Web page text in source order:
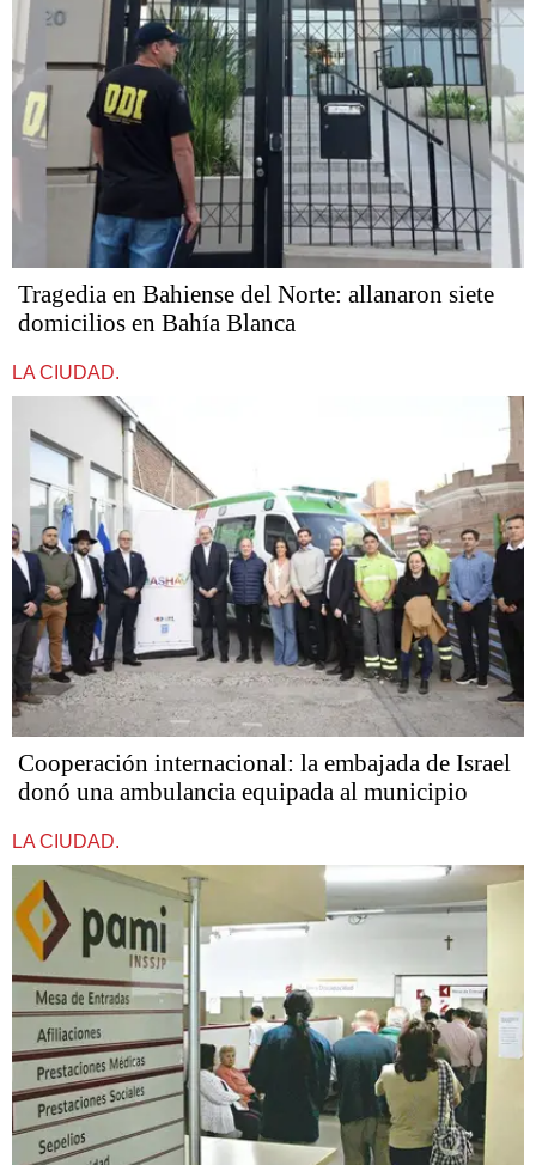
Tragedia en Bahiense del Norte: allanaron siete
domicilios en Bahía Blanca
LA CIUDAD.
Cooperación internacional: la embajada de Israel
donó una ambulancia equipada al municipio
LA CIUDAD.